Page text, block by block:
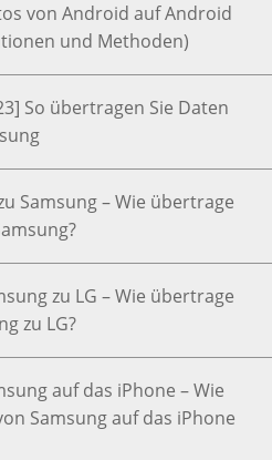
von Android auf Android
und Methoden)
So übertragen Sie Daten
Samsung – Wie übertrage
zu LG – Wie übertrage
zu LG?
auf das iPhone – Wie
Samsung auf das iPhone